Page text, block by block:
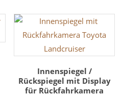
Innenspiegel /
Rückspiegel mit Display
für Rückfahrkamera